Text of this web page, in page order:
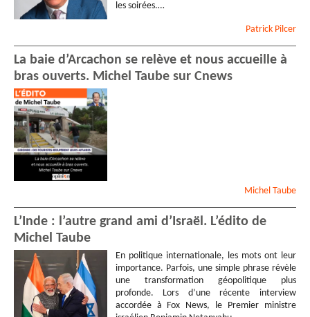
les soirées.…
Patrick Pilcer
La baie d’Arcachon se relève et nous accueille à
bras ouverts. Michel Taube sur Cnews
Michel Taube
L’Inde : l’autre grand ami d’Israël. L’édito de
Michel Taube
En politique internationale, les mots ont leur
importance. Parfois, une simple phrase révèle
une transformation géopolitique plus
profonde. Lors d’une récente interview
accordée à Fox News, le Premier ministre